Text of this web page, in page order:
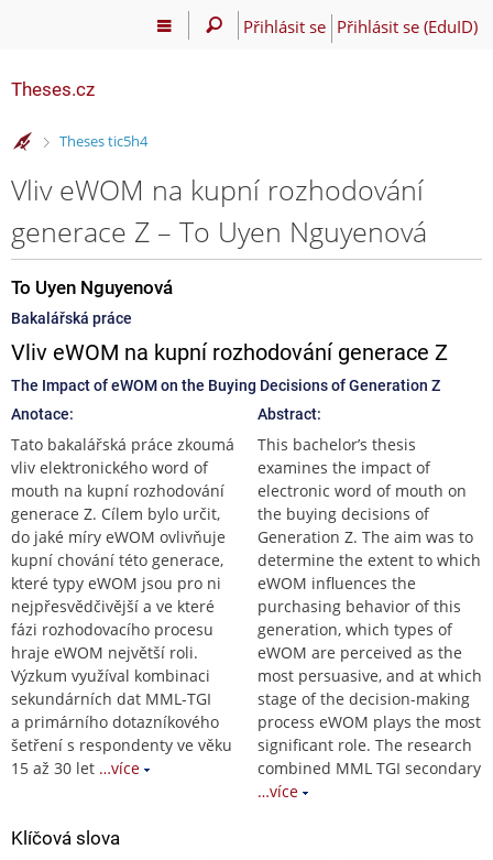
Přihlásit se Přihlásit se (EduID)
Theses.cz
>
Theses tic5h4
Vliv eWOM na kupní rozhodování
generace Z – To Uyen Nguyenová
To Uyen Nguyenová
Bakalářská práce
Vliv eWOM na kupní rozhodování generace Z
The Impact of eWOM on the Buying Decisions of Generation Z
Anotace:
Tato bakalářská práce zkoumá
vliv elektronického word of
mouth na kupní rozhodování
generace Z. Cílem bylo určit,
do jaké míry eWOM ovlivňuje
kupní chování této generace,
které typy eWOM jsou pro ni
nejpřesvědčivější a ve které
fázi rozhodovacího procesu
hraje eWOM největší roli.
Výzkum využíval kombinaci
sekundárních dat MML-TGI
a primárního dotazníkového
šetření s respondenty ve věku
15 až 30 let …více
Abstract:
This bachelor’s thesis
examines the impact of
electronic word of mouth on
the buying decisions of
Generation Z. The aim was to
determine the extent to which
eWOM influences the
purchasing behavior of this
generation, which types of
eWOM are perceived as the
most persuasive, and at which
stage of the decision-making
process eWOM plays the most
significant role. The research
combined MML TGI secondary
…více
Klíčová slova